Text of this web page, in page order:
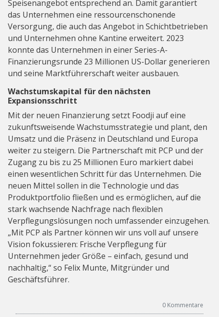
Speisenangebot entsprechend an. Damit garantiert
das Unternehmen eine ressourcenschonende
Versorgung, die auch das Angebot in Schichtbetrieben
und Unternehmen ohne Kantine erweitert. 2023
konnte das Unternehmen in einer Series-A-
Finanzierungsrunde 23 Millionen US-Dollar generieren
und seine Marktführerschaft weiter ausbauen.
Wachstumskapital für den nächsten
Expansionsschritt
Mit der neuen Finanzierung setzt Foodji auf eine
zukunftsweisende Wachstumsstrategie und plant, den
Umsatz und die Präsenz in Deutschland und Europa
weiter zu steigern. Die Partnerschaft mit PCP und der
Zugang zu bis zu 25 Millionen Euro markiert dabei
einen wesentlichen Schritt für das Unternehmen. Die
neuen Mittel sollen in die Technologie und das
Produktportfolio fließen und es ermöglichen, auf die
stark wachsende Nachfrage nach flexiblen
Verpflegungslösungen noch umfassender einzugehen.
„Mit PCP als Partner können wir uns voll auf unsere
Vision fokussieren: Frische Verpflegung für
Unternehmen jeder Größe – einfach, gesund und
nachhaltig,“ so Felix Munte, Mitgründer und
Geschäftsführer.
0 Kommentare